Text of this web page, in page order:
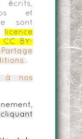
écrits,
et
sont
licence
CC BY-
.
à nos